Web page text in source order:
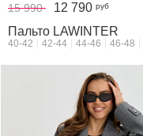
15 990 12 790 руб
Пальто LAWINTER
40-42 42-44 44-46 46-48